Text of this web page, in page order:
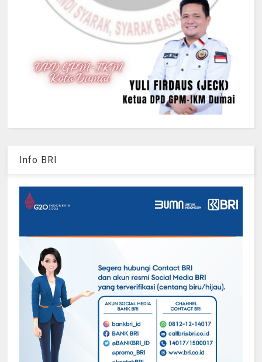
Info BRI